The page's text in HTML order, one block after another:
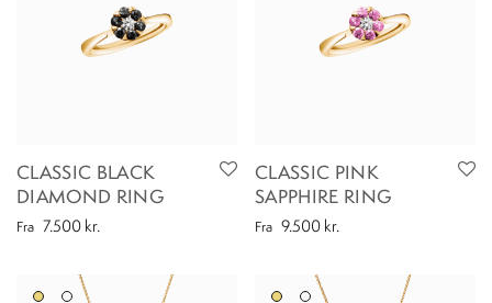
CLASSIC BLACK
DIAMOND RING
Fra 7.500 kr.
CLASSIC PINK
SAPPHIRE RING
Fra 9.500 kr.